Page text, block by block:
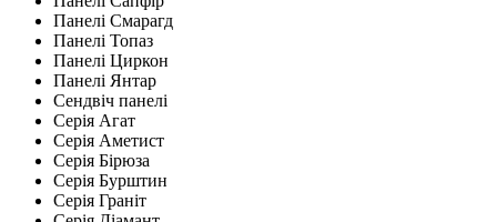
Панелі Смарагд
Панелі Топаз
Панелі Циркон
Панелі Янтар
Сендвіч панелі
Серія Агат
Серія Аметист
Серія Бірюза
Серія Бурштин
Серія Граніт